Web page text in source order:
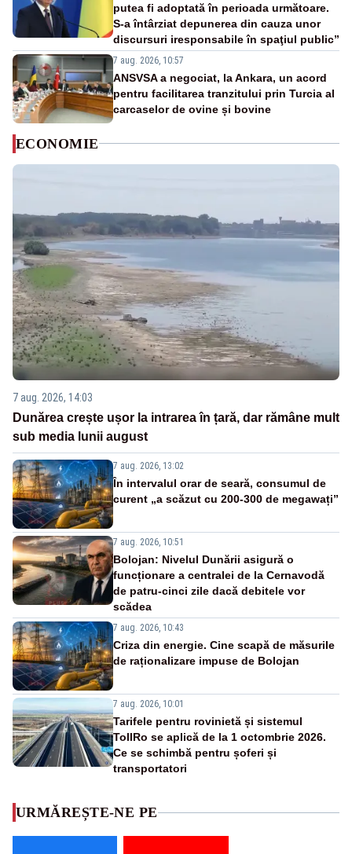
putea fi adoptată în perioada următoare.
S-a întârziat depunerea din cauza unor
discursuri iresponsabile în spaţiul public”
7 aug. 2026, 10:57
ANSVSA a negociat, la Ankara, un acord
pentru facilitarea tranzitului prin Turcia al
carcaselor de ovine și bovine
ECONOMIE
7 aug. 2026, 14:03
Dunărea crește ușor la intrarea în țară, dar rămâne mult
sub media lunii august
7 aug. 2026, 13:02
În intervalul orar de seară, consumul de
curent „a scăzut cu 200-300 de megawați”
7 aug. 2026, 10:51
Bolojan: Nivelul Dunării asigură o
funcționare a centralei de la Cernavodă
de patru-cinci zile dacă debitele vor
scădea
7 aug. 2026, 10:43
Criza din energie. Cine scapă de măsurile
de raționalizare impuse de Bolojan
7 aug. 2026, 10:01
Tarifele pentru rovinietă și sistemul
TollRo se aplică de la 1 octombrie 2026.
Ce se schimbă pentru șoferi și
transportatori
URMĂREȘTE-NE PE